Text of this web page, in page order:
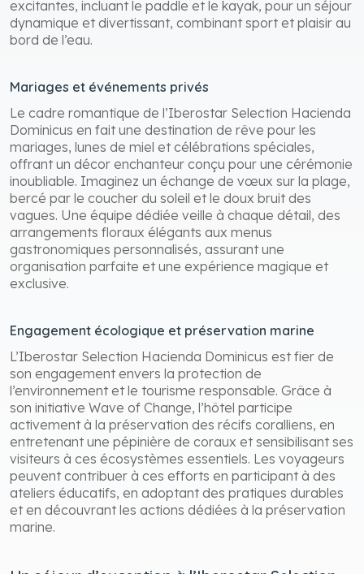
excitantes, incluant le paddle et le kayak, pour un séjour
dynamique et divertissant, combinant sport et plaisir au
bord de l’eau.
Mariages et événements privés
Le cadre romantique de l’Iberostar Selection Hacienda
Dominicus en fait une destination de rêve pour les
mariages, lunes de miel et célébrations spéciales,
offrant un décor enchanteur conçu pour une cérémonie
inoubliable. Imaginez un échange de vœux sur la plage,
bercé par le coucher du soleil et le doux bruit des
vagues. Une équipe dédiée veille à chaque détail, des
arrangements floraux élégants aux menus
gastronomiques personnalisés, assurant une
organisation parfaite et une expérience magique et
exclusive.
Engagement écologique et préservation marine
L’Iberostar Selection Hacienda Dominicus est fier de
son engagement envers la protection de
l’environnement et le tourisme responsable. Grâce à
son initiative Wave of Change, l’hôtel participe
activement à la préservation des récifs coralliens, en
entretenant une pépinière de coraux et sensibilisant ses
visiteurs à ces écosystèmes essentiels. Les voyageurs
peuvent contribuer à ces efforts en participant à des
ateliers éducatifs, en adoptant des pratiques durables
et en découvrant les actions dédiées à la préservation
marine.